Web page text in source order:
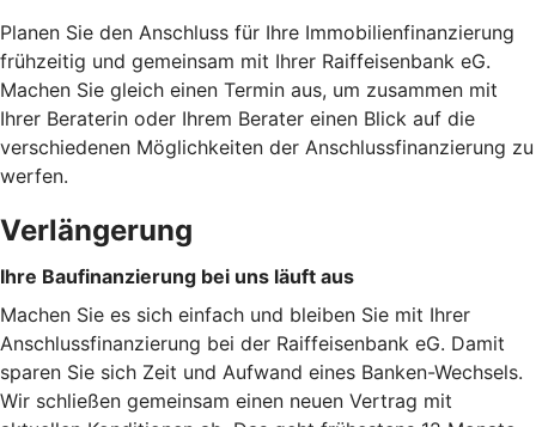
Planen Sie den Anschluss für Ihre Immobilienfinanzierung
frühzeitig und gemeinsam mit Ihrer Raiffeisenbank eG.
Machen Sie gleich einen Termin aus, um zusammen mit
Ihrer Beraterin oder Ihrem Berater einen Blick auf die
verschiedenen Möglichkeiten der Anschlussfinanzierung zu
werfen.
Verlängerung
Ihre Baufinanzierung bei uns läuft aus
Machen Sie es sich einfach und bleiben Sie mit Ihrer
Anschlussfinanzierung bei der Raiffeisenbank eG. Damit
sparen Sie sich Zeit und Aufwand eines Banken-Wechsels.
Wir schließen gemeinsam einen neuen Vertrag mit